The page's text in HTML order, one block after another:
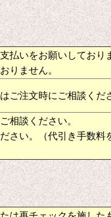
払いをお願いしており
りません。
ご注文時にご相談くだ
相談ください。
さい。（代引き手数料